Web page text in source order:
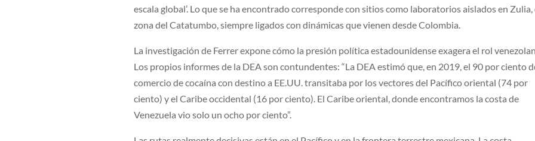
escala global’. Lo que se ha encontrado corresponde con sitios como laboratorios aislados en Zulia,
zona del Catatumbo, siempre ligados con dinámicas que vienen desde Colombia.
La investigación de Ferrer expone cómo la presión política estadounidense exagera el rol
Los propios informes de la DEA son contundentes: “La DEA estimó que, en 2019, el 90 por ciento
comercio de cocaína con destino a EE.UU. transitaba por los vectores del Pacífico oriental (74 por
ciento) y el Caribe occidental (16 por ciento). El Caribe oriental, donde encontramos la costa de
Venezuela vio solo un ocho por ciento”.